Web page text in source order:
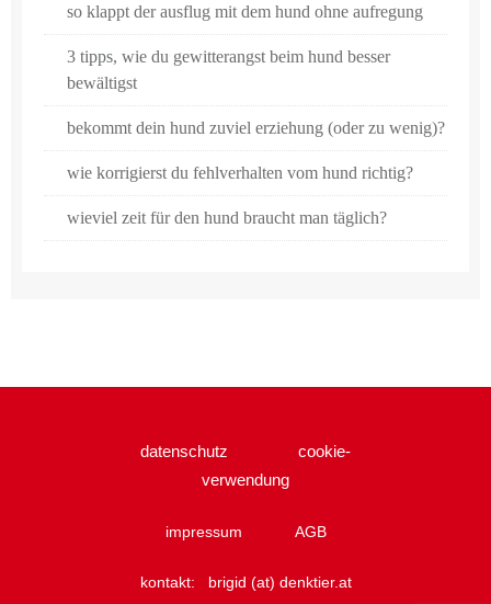
so klappt der ausflug mit dem hund ohne aufregung
3 tipps, wie du gewitterangst beim hund besser
bewältigst
bekommt dein hund zuviel erziehung (oder zu wenig)?
wie korrigierst du fehlverhalten vom hund richtig?
wieviel zeit für den hund braucht man täglich?
datenschutz
cookie-
verwendung
impressum AGB
kontakt: brigid (at) denktier.at